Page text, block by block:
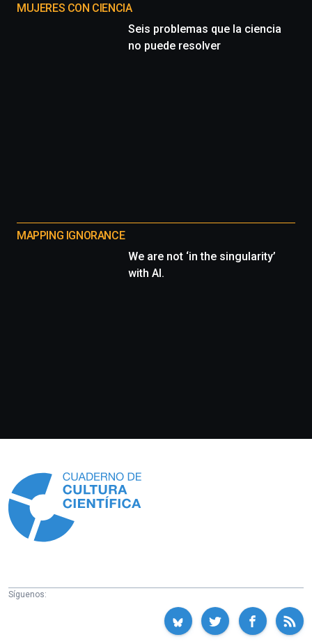
MUJERES CON CIENCIA
Seis problemas que la ciencia
no puede resolver
MAPPING IGNORANCE
We are not ‘in the singularity’
with AI.
Síguenos: